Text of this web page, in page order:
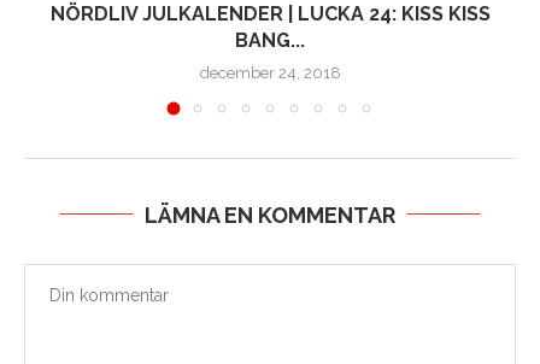
NÖRDLIV JULKALENDER | LUCKA 24: KISS KISS
BANG...
december 24, 2018
LÄMNA EN KOMMENTAR